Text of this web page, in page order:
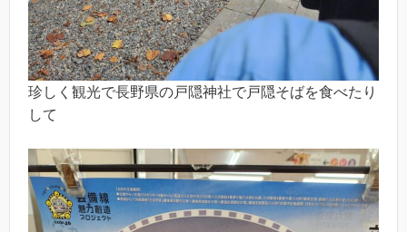
珍しく観光で長野県の戸隠神社で戸隠そばを食べたり
して